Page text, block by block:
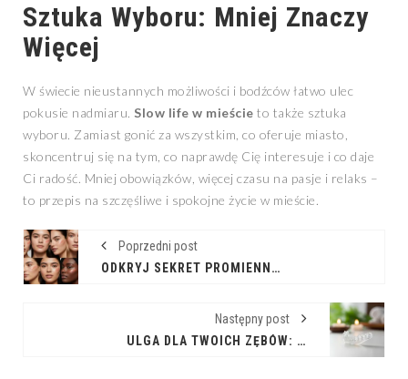
Sztuka Wyboru: Mniej Znaczy
Więcej
W świecie nieustannych możliwości i bodźców łatwo ulec
pokusie nadmiaru. Slow life w mieście to także sztuka
wyboru. Zamiast gonić za wszystkim, co oferuje miasto,
skoncentruj się na tym, co naprawdę Cię interesuje i co daje
Ci radość. Mniej obowiązków, więcej czasu na pasje i relaks –
to przepis na szczęśliwe i spokojne życie w mieście.
Poprzedni post
ODKRYJ SEKRET PROMIENNEJ CERY: RÓŻ W KREMIE
Następny post
ULGA DLA TWOICH ZĘBÓW: WSZYSTKO O SZYNACH RELAKSACYJNYCH